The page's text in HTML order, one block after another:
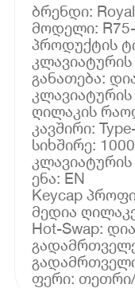
ბრენდი:
მოდელი:
პროდუქტის
კლავიატურის
განათება:
ღილაკის
კავშირი:
სიხშირე:
კლავიატურის
ენა: EN
Keycap
მედია
Hot-Swap:
ფერი: თეთრი/